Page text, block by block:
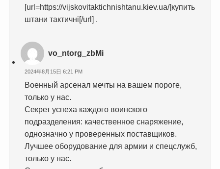
[url=https://vijskovitaktichnishtanu.kiev.ua/]купить
штани тактичні[/url] .
vo_ntorg_zbMi
2024年8月15日 6:21 PM
Военный арсенал мечты на вашем пороге,
только у нас.
Секрет успеха каждого воинского
подразделения: качественное снаряжение,
однозначно у проверенных поставщиков.
Лучшее оборудование для армии и спецслужб,
только у нас.